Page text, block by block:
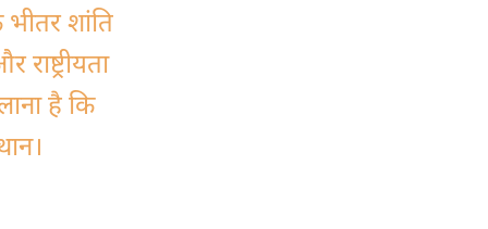
शांति
है कि